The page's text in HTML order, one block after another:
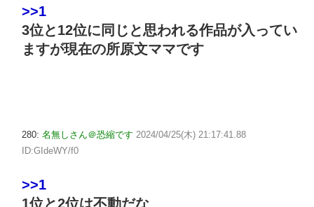
>>1
3位と12位に同じと思われる作品が入ってい
ますが現在の所原文ママです
280: 名無しさん＠恐縮です 2024/04/25(木) 21:17:41.88
ID:GIdeWY/f0
>>1
1位と2位は不動だな